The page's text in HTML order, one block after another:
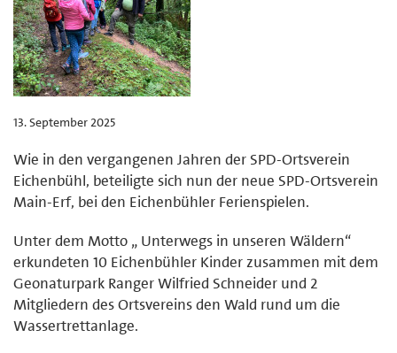
13. September 2025
Wie in den vergangenen Jahren der SPD-Ortsverein
Eichenbühl, beteiligte sich nun der neue SPD-Ortsverein
Main-Erf, bei den Eichenbühler Ferienspielen.
Unter dem Motto „ Unterwegs in unseren Wäldern“
erkundeten 10 Eichenbühler Kinder zusammen mit dem
Geonaturpark Ranger Wilfried Schneider und 2
Mitgliedern des Ortsvereins den Wald rund um die
Wassertrettanlage.